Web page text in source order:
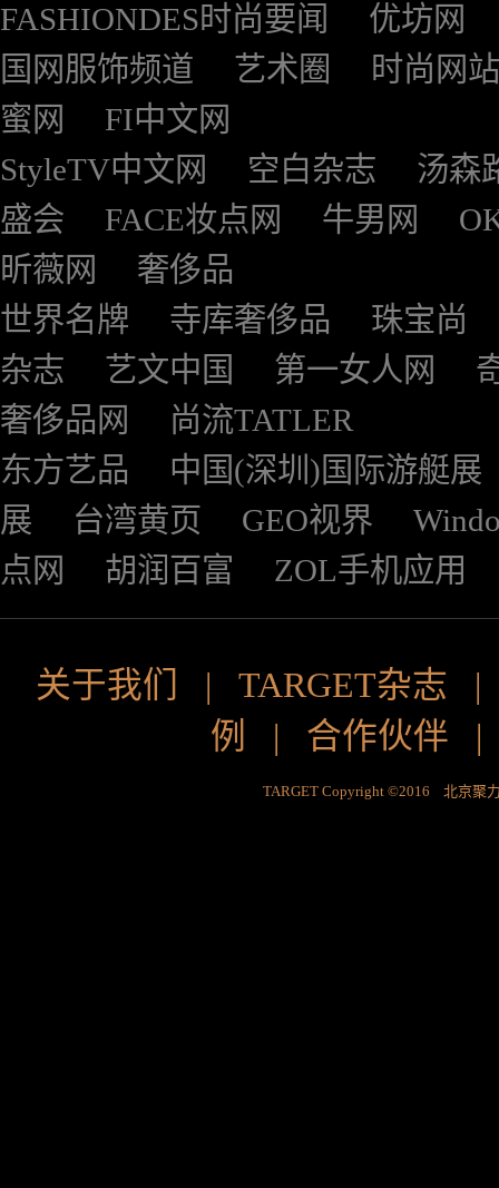
FASHIONDES时尚要闻
优坊网
国网服饰频道
艺术圈
时尚网站
蜜网
FI中文网
StyleTV中文网
空白杂志
汤森
盛会
FACE妆点网 牛男网
昕薇网
奢侈品
世界名牌
寺库奢侈品
珠宝尚
杂志
艺文中国 第一女人网
奢侈品网
尚流TATLER
东方艺品
中国(深圳)国际游艇展
展
台湾黄页 GEO视界
点网
胡润百富 ZOL手机应用
关于我们 | TARGET杂志
例
| 合作伙伴
TARGET Copyright ©2016 北京聚